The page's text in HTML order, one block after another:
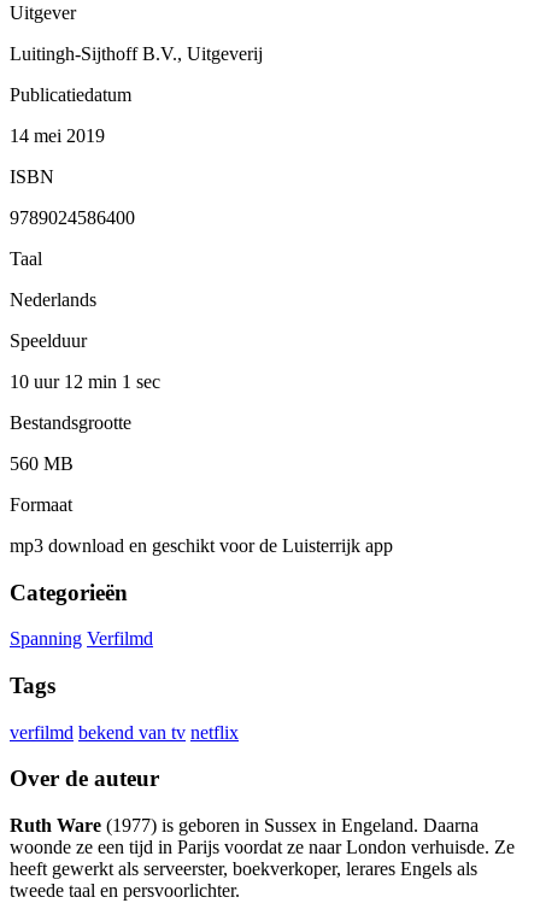
Uitgever
Luitingh-Sijthoff B.V., Uitgeverij
Publicatiedatum
14 mei 2019
ISBN
9789024586400
Taal
Nederlands
Speelduur
10 uur 12 min 1 sec
Bestandsgrootte
560 MB
Formaat
mp3 download en geschikt voor de Luisterrijk app
Categorieën
Spanning Verfilmd
Tags
verfilmd bekend van tv netflix
Over de auteur
Ruth Ware (1977) is geboren in Sussex in Engeland. Daarna
woonde ze een tijd in Parijs voordat ze naar London verhuisde. Ze
heeft gewerkt als serveerster, boekverkoper, lerares Engels als
tweede taal en persvoorlichter.